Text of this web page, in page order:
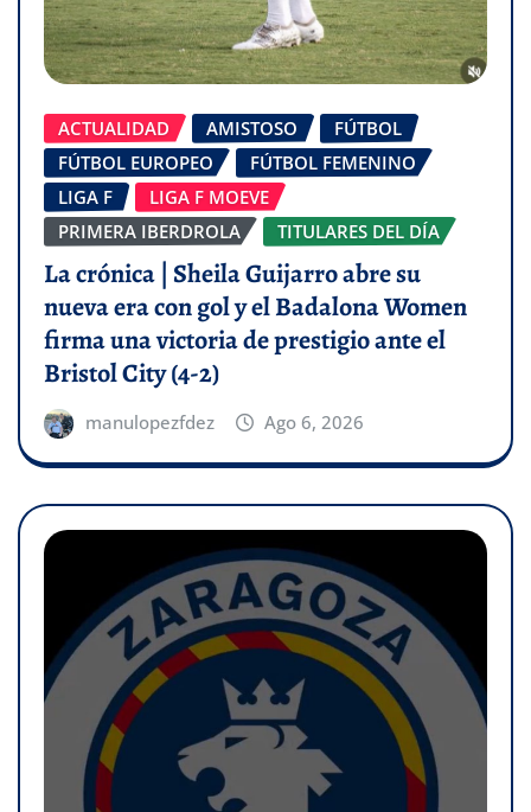
ACTUALIDAD AMISTOSO
FÚTBOL
FÚTBOL EUROPEO
FÚTBOL FEMENINO
LIGA F
LIGA F MOEVE
PRIMERA IBERDROLA
TITULARES DEL DÍA
La crónica | Sheila Guijarro abre su
nueva era con gol y el Badalona Women
firma una victoria de prestigio ante el
Bristol City (4-2)
manulopezfdez Ago 6, 2026